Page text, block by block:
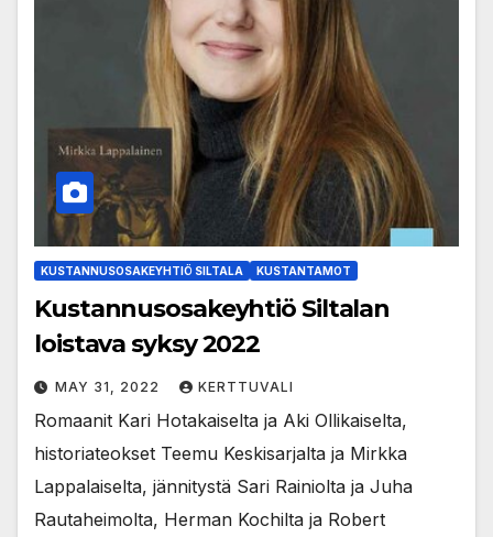
KUSTANNUSOSAKEYHTIÖ SILTALA KUSTANTAMOT
Kustannusosakeyhtiö Siltalan
loistava syksy 2022
MAY 31, 2022 KERTTUVALI
Romaanit Kari Hotakaiselta ja Aki Ollikaiselta,
historiateokset Teemu Keskisarjalta ja Mirkka
Lappalaiselta, jännitystä Sari Rainiolta ja Juha
Rautaheimolta, Herman Kochilta ja Robert